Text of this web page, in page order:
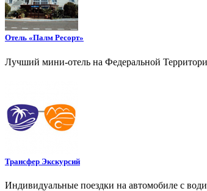
Отель «Палм Ресорт»
Лучший мини-отель на Федеральной
Трансфер Экскурсий
Индивидуальные поездки на автомобиле с